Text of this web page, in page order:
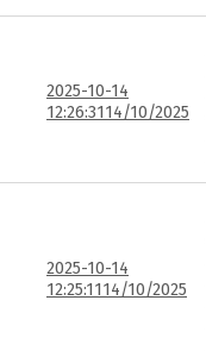
2025-10-14
12:26:3114/10/2025
2025-10-14
12:25:1114/10/2025